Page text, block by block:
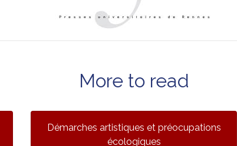
More to read
Démarches artistiques et préocupations
écologiques